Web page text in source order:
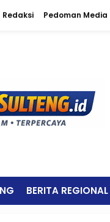
Redaksi Pedoman Media
BERITA REGIONAL